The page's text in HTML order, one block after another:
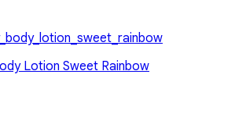
Lotion Sweet Rainbow